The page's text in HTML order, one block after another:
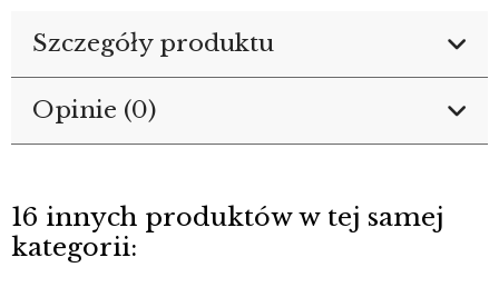
Szczegóły produktu
Opinie (0)
16 innych produktów w tej samej
kategorii: